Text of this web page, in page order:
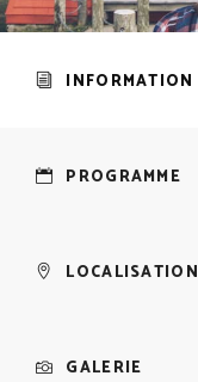
INFORMATION
PROGRAMME
LOCALISATION
GALERIE